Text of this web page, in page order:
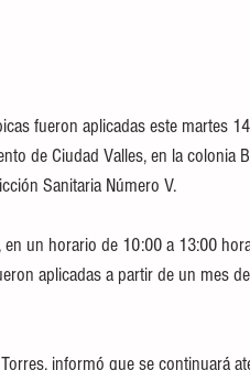
fueron aplicadas este martes
de Ciudad Valles, en la colonia
Sanitaria Número V.
un horario de 10:00 a 13:00
aplicadas a partir de un mes
informó que se continuará